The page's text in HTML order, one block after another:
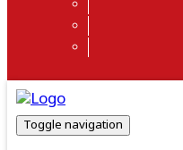
Toggle navigation